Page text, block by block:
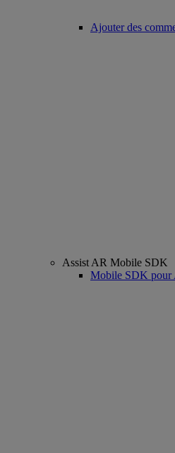
Ajouter des
Assist AR Mobile SDK
Mobile SDK pour